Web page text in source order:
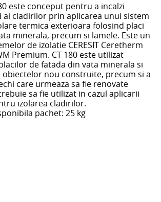
este conceput pentru a incalzi
cladirilor prin aplicarea unui sistem
termica exterioara folosind placi
minerala, precum si lamele. Este un
de izolatie CERESIT Ceretherm
Premium. CT 180 este utilizat
de fatada din vata minerala si
nou construite, precum si a
care urmeaza sa fie renovate
sa fie utilizat in cazul aplicarii
izolarea cladirilor.
pachet: 25 kg